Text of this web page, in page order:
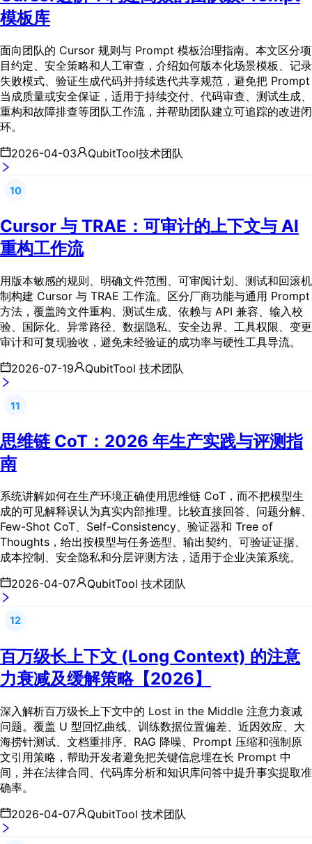
模板库
面向团队的 Cursor 规则与 Prompt 模板治理指南。本文区分项
目约定、安全策略和人工审查，介绍如何版本化场景模板、记录
失败模式、验证生成代码并持续迭代共享规范，避免把 Prompt
当成质量或安全保证，适用于持续交付、代码审查、测试生成、
重构和故障排查等团队工作流，并帮助团队建立可追踪的改进闭
环。
2026-04-03
QubitTool技术团队
10
Cursor 与 TRAE：可审计的上下文与 AI
重构工作流
用版本敏感的规则、明确文件范围、可审阅计划、测试和回滚机
制构建 Cursor 与 TRAE 工作流。区分厂商功能与通用 Prompt
方法，覆盖跨文件重构、测试生成、依赖与 API 兼容、输入校
验、国际化、异常路径、数据隐私、安全边界、工具权限、变更
审计和可复现验收，避免未经验证的成功率与硬性工具导流。
2026-07-19
QubitTool 技术团队
11
思维链 CoT：2026 年生产实践与评测指
南
系统讲解如何在生产环境正确使用思维链 CoT，而不把模型生
成的可见解释误认为真实内部推理。比较直接回答、问题分解、
Few-Shot CoT、Self-Consistency、验证器和 Tree of
Thoughts，给出按模型与任务选型、输出契约、可验证证据、
成本控制、安全隐私和分层评测方法，适用于企业决策系统。
2026-04-07
QubitTool 技术团队
12
百万级长上下文 (Long Context) 的注意
力衰减及缓解策略【2026】
深入解析百万级长上下文中的 Lost in the Middle 注意力衰减
问题。覆盖 U 型回忆曲线、训练数据位置偏差、近因效应、大
海捞针测试、文档重排序、RAG 降噪、Prompt 压缩和强制原
文引用策略，帮助开发者避免把关键信息埋在长 Prompt 中
间，并在法律合同、代码库分析和知识库问答中提升事实提取准
确率。
2026-04-07
QubitTool 技术团队